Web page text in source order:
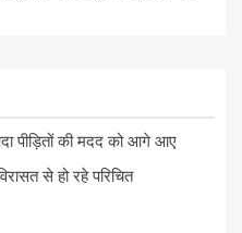
पीड़ितों की मदद को आगे आए
से हो रहे परिचित